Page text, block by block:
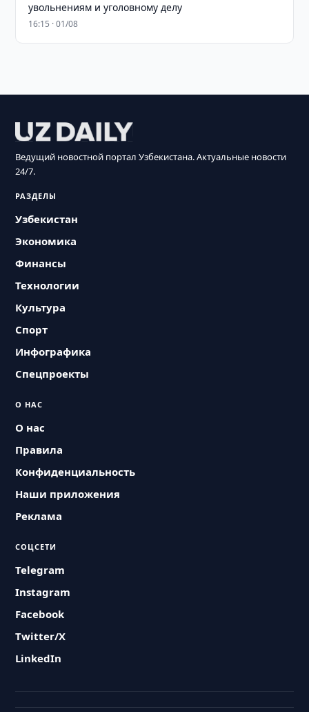
увольнениям и уголовному делу
16:15 · 01/08
Ведущий новостной портал Узбекистана. Актуальные новости
24/7.
РАЗДЕЛЫ
Узбекистан
Экономика
Финансы
Технологии
Культура
Спорт
Инфографика
Спецпроекты
О НАС
О нас
Правила
Конфиденциальность
Наши приложения
Реклама
СОЦСЕТИ
Telegram
Instagram
Facebook
Twitter/X
LinkedIn